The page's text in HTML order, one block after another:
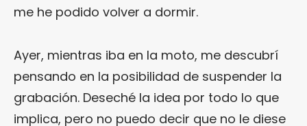
me he podido volver a dormir.
Ayer, mientras iba en la moto, me descubrí
pensando en la posibilidad de suspender la
grabación. Deseché la idea por todo lo que
implica, pero no puedo decir que no le diese